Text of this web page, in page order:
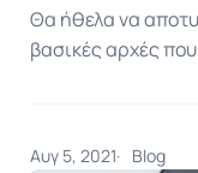
Θα ήθελα να
βασικές αρχές
Αυγ 5, 2021 Blog